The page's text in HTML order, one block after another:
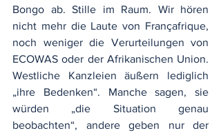
Bongo ab. Stille im Raum. Wir hören
nicht mehr die Laute von Françafrique,
noch weniger die Verurteilungen von
ECOWAS oder der Afrikanischen Union.
Westliche Kanzleien äußern lediglich
„ihre Bedenken“. Manche sagen, sie
würden „die Situation genau
beobachten“, andere geben nur der